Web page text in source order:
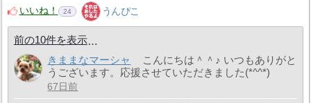
いいね！
24 うんぴこ
前の10件を表示
きままなマーシャ
こんにちは＾＾♪ いつもありがと
うございます。応援させていただきました(*^^*)
67日前